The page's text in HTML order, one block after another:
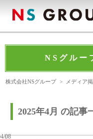
NSグルー
株式会社NSグループ > メディア
2025年4月 の記事
08